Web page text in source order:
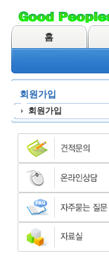
홈
회원가입
회원가입